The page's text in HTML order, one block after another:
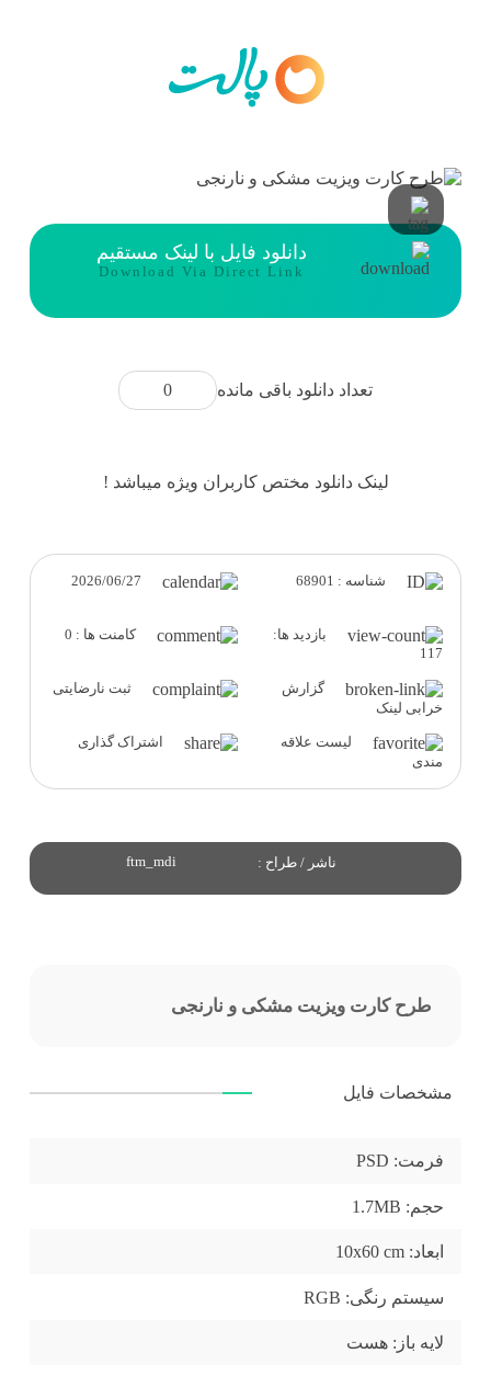
دانلود فایل با لینک مستقیم
Download Via Direct Link
تعداد دانلود باقی مانده 0
لینک دانلود مختص کاربران ویژه میباشد !
شناسه : 68901
بازدید ها:
117
کامنت ها : 0
گزارش
خرابی لینک
ثبت نارضایتی
لیست علاقه
مندی
اشتراک گذاری
ناشر / طراح : ftm_mdi
طرح کارت ویزیت مشکی و نارنجی
مشخصات فایل
فرمت:
حجم:
ابعاد:
سیستم رنگی:
لایه باز: هست